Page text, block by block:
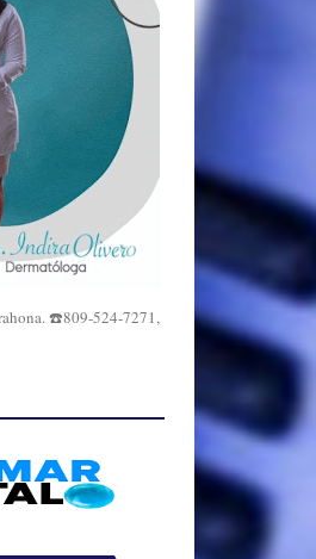
☎️809-524-7271,